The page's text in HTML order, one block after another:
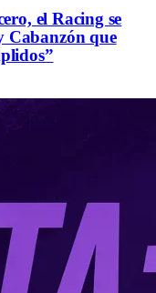
el Racing se
Cabanzón que